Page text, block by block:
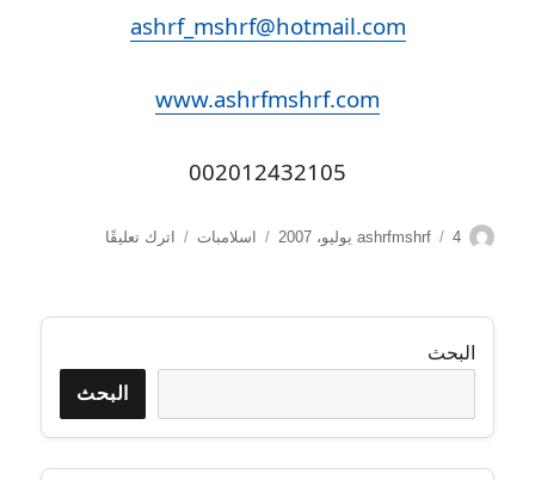
ashrf_mshrf@hotmail.com
www.ashrfmshrf.com
002012432105
الكاتبashrfmshrf
نُشرت 4 يوليو، 2007 التصنيفات
اسلامبات اترك تعليقًا
والله
نوره
البحث
البحث